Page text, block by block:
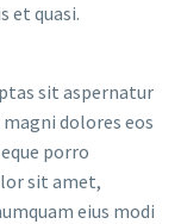
et quasi.
sit aspernatur
dolores eos
porro
sit amet,
eius modi